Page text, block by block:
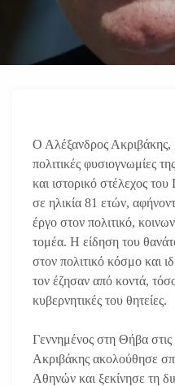
Ο Αλέξανδρος Ακριβάκης,
πολιτικές φυσιογνωμίες
και ιστορικό στέλεχος
σε ηλικία 81 ετών,
έργο στον πολιτικό,
τομέα. Η είδηση του
στον πολιτικό κόσμο και
τον έζησαν από κοντά,
κυβερνητικές του θητείες.
Γεννημένος στη Θήβα
Ακριβάκης ακολούθησε
Αθηνών και ξεκίνησε τη